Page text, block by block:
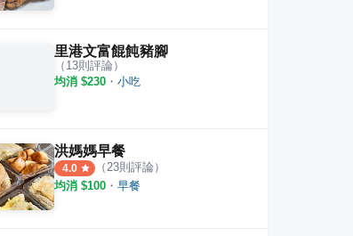
里港文富餛飩豬腳
（ 13則評論）
均消 $230 ・ 小吃
洪媽媽早餐
4.0 （23則評論）
均消 $100 ・ 早餐